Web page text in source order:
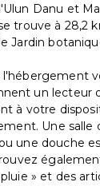
Danu et
trouve à 28,2
Jardin
l'hébergement
un lecteur
à votre
Une salle
une douche
» et des